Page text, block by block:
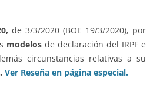
de 3/3/2020 (BOE 19/3/2020), por
modelos de declaración del IRPF e
circunstancias relativas a su
Ver Reseña en página especial.